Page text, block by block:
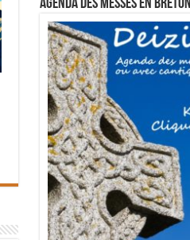
Agenda des messes en breton